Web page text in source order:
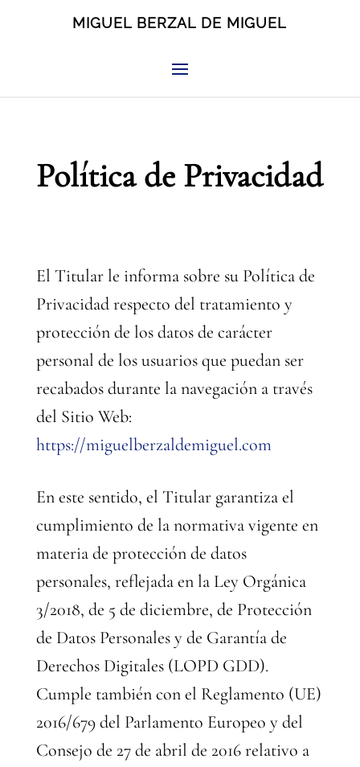
MIGUEL BERZAL DE MIGUEL
Política de Privacidad
El Titular le informa sobre su Política de
Privacidad respecto del tratamiento y
protección de los datos de carácter
personal de los usuarios que puedan ser
recabados durante la navegación a través
del Sitio Web:
https://miguelberzaldemiguel.com
En este sentido, el Titular garantiza el
cumplimiento de la normativa vigente en
materia de protección de datos
personales, reflejada en la Ley Orgánica
3/2018, de 5 de diciembre, de Protección
de Datos Personales y de Garantía de
Derechos Digitales (LOPD GDD).
Cumple también con el Reglamento (UE)
2016/679 del Parlamento Europeo y del
Consejo de 27 de abril de 2016 relativo a